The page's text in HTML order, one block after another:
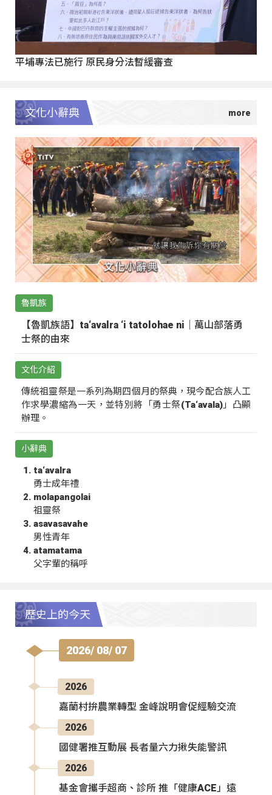
平埔專法已施行 原民身分法暫緩審查
文化小辭典
魯凱族
【魯凱族語】ta‘avalra ‘i tatolohae ni｜萬山部落勇
士祭的由來
文化介紹
傳統祖靈祭是一系列為期四個月的祭典，現今配合族人工
作求學濃縮為一天，並特別將「勇士祭(Ta‘avala)」凸顯
辦理。
小辭典
ta‘avalra
勇士成年禮
molapangolai
祖靈祭
asavasavahe
男性青年
atamatama
父字輩的稱呼
歷史上的今天
2026/ 08/ 07
2026
嘉蘭村拚農業轉型 金峰說明會促經驗交流
2026
國健署推互動展 長者量六力揪失能警訊
2026
基金會攜手超商、診所 推「健康ACE」遠